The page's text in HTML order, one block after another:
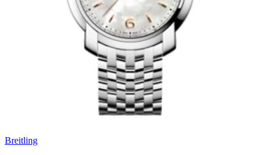
Breitling